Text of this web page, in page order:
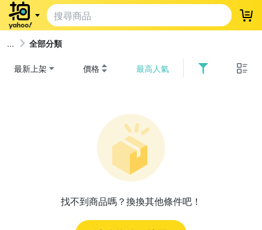
登
全部分類
最新上架 價格 最高人氣
找不到商品嗎？換換其他條件吧！